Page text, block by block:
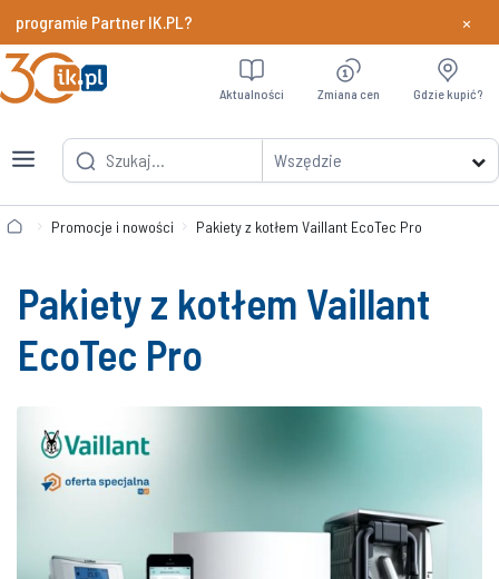
Partner IK.PL? Dowiedz
×
Wszędzie
Aktualności Zmiana cen Gdzie kupić?
Promocje i nowości Pakiety z kotłem Vaillant EcoTec Pro
Pakiety z kotłem Vaillant
EcoTec Pro